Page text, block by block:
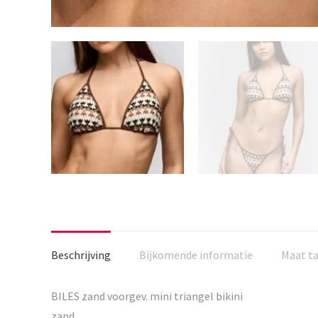
Beschrijving Bijkomende informatie Maat
BILES zand voorgev. mini triangel bikini